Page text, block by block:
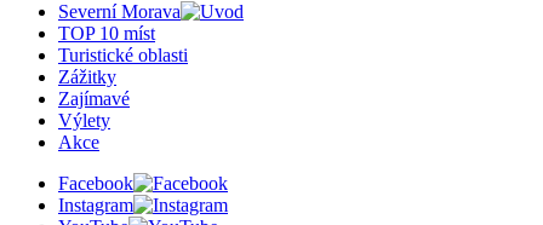
Severní Morava
TOP 10 míst
Turistické oblasti
Zážitky
Zajímavé
Výlety
Akce
Facebook
Instagram